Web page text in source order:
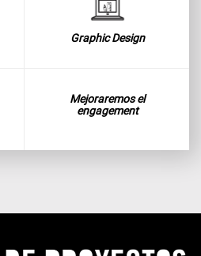
Graphic Design
Mejoraremos el
engagement